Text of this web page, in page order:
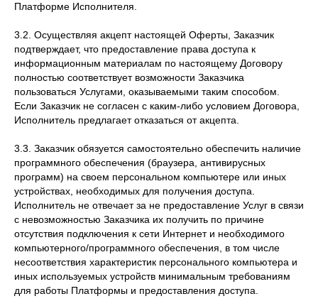
Платформе Исполнителя.
3.2. Осуществляя акцепт настоящей Оферты, Заказчик
подтверждает, что предоставление права доступа к
информационным материалам по настоящему Договору
полностью соответствует возможности Заказчика
пользоваться Услугами, оказываемыми таким способом.
Если Заказчик не согласен с каким-либо условием Договора,
Исполнитель предлагает отказаться от акцепта.
3.3. Заказчик обязуется самостоятельно обеспечить наличие
программного обеспечения (браузера, антивирусных
программ) на своем персональном компьютере или иных
устройствах, необходимых для получения доступа.
Исполнитель не отвечает за не предоставление Услуг в связи
с невозможностью Заказчика их получить по причине
отсутствия подключения к сети Интернет и необходимого
компьютерного/программного обеспечения, в том числе
несоответствия характеристик персонального компьютера и
иных используемых устройств минимальным требованиям
для работы Платформы и предоставления доступа.